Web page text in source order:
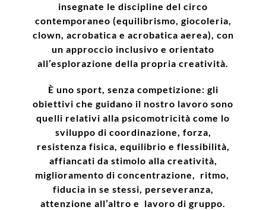
insegnate le discipline del circo
contemporaneo (equilibrismo, giocoleria,
clown, acrobatica e acrobatica aerea), con
un approccio inclusivo e orientato
all’esplorazione della propria creatività.
È uno sport, senza competizione: gli
obiettivi che guidano il nostro lavoro sono
quelli relativi alla psicomotricità come lo
sviluppo di coordinazione, forza,
resistenza fisica, equilibrio e flessibilità,
affiancati da stimolo alla creatività,
miglioramento di concentrazione, ritmo,
fiducia in se stessi, perseveranza,
attenzione all’altro e lavoro di gruppo.